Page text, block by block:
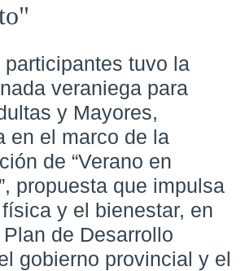
participantes tuvo la
veraniega para
y Mayores,
en el marco de la
de “Verano en
propuesta que impulsa
y el bienestar, en
de Desarrollo
gobierno provincial y el